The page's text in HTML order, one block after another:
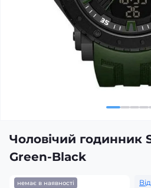
Чоловічий годинник
Green-Black
немає в наявності